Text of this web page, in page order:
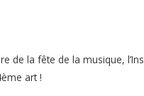
de la fête de la musique,
art !